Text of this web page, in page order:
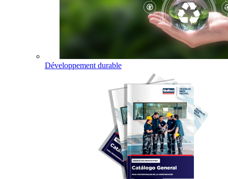
Développement durable